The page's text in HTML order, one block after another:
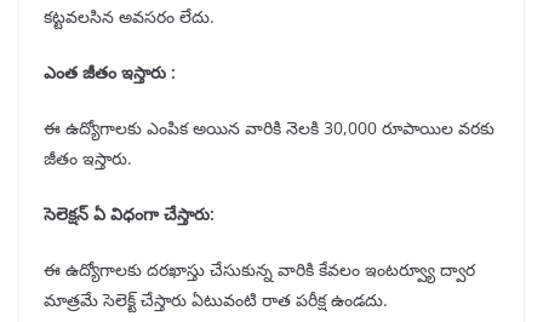
కట్టవలసిన అవసరం లేదు.
ఎంత జీతం ఇస్తారు :
ఈ ఉద్యోగాలకు ఎంపిక అయిన వారికి నెలకి 30,000 రూపాయిల వరకు
జీతం ఇస్తారు.
సెలెక్షన్ ఏ విధంగాచేస్తారు:
ఈ ఉద్యోగాలకు దరఖాస్తు చేసుకున్న వారికి కేవలం ఇంటర్వ్యూ ద్వార
మాత్రమే సెలెక్ట్ చేస్తారు ఏటువంటి రాత పరీక్ష ఉండదు.